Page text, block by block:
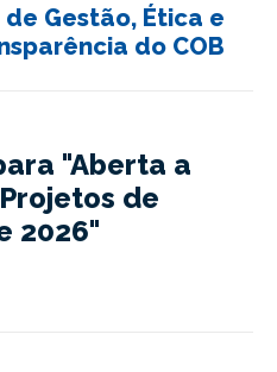
Gestão, Ética e
do COB
"Aberta a
de
2026"